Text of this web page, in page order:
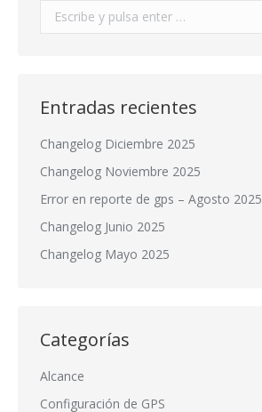
Buscar:
Entradas recientes
Changelog Diciembre 2025
Changelog Noviembre 2025
Error en reporte de gps – Agosto 2025
Changelog Junio 2025
Changelog Mayo 2025
Categorías
Alcance
Configuración de GPS